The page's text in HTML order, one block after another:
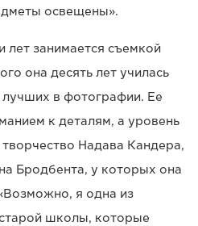
освещены».
лет занимается съемкой
она десять лет училась
лучших в фотографии. Ее
к деталям, а уровень
Надава Кандера,
Бродбента, у которых она
я одна из
школы, которые